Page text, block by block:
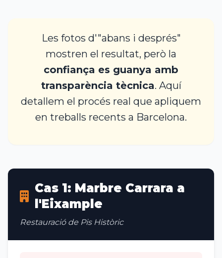
Les fotos d'"abans i després"
mostren el resultat, però la
confiança es guanya amb
transparència tècnica. Aquí
detallem el procés real que apliquem
en treballs recents a Barcelona.
Cas 1: Marbre Carrara a
l'Eixample
Restauració de Pis Històric